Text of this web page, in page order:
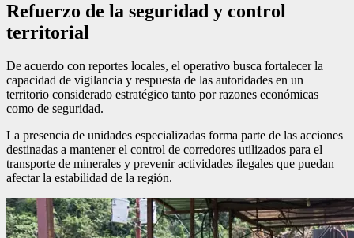
Refuerzo de la seguridad y control
territorial
De acuerdo con reportes locales, el operativo busca fortalecer la
capacidad de vigilancia y respuesta de las autoridades en un
territorio considerado estratégico tanto por razones económicas
como de seguridad.
La presencia de unidades especializadas forma parte de las acciones
destinadas a mantener el control de corredores utilizados para el
transporte de minerales y prevenir actividades ilegales que puedan
afectar la estabilidad de la región.